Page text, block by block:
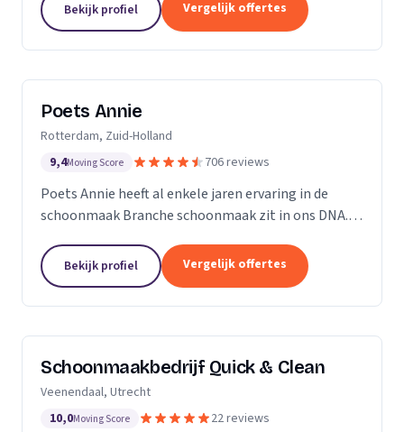
dakgoten...
Bekijk profiel Vergelijk offertes
Poets Annie
Rotterdam, Zuid-Holland
9,4Moving Score 706 reviews
Poets Annie heeft al enkele jaren ervaring in de
schoonmaak Branche schoonmaak zit in ons DNA.
Kantoor panden Scholen Zwembaden Vakantie
parkeren Traphuizen...
Bekijk profiel Vergelijk offertes
Schoonmaakbedrijf Quick & Clean
Veenendaal, Utrecht
10,0Moving Score 22 reviews